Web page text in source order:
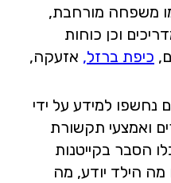
משפחה מורחבת,
וכן כוחות
כיפת ברזל, אזעקה,
נחשפו למידע על ידי
ואמצעי תקשורת
הסבר בקייטנות
מה הילד יודע, מה